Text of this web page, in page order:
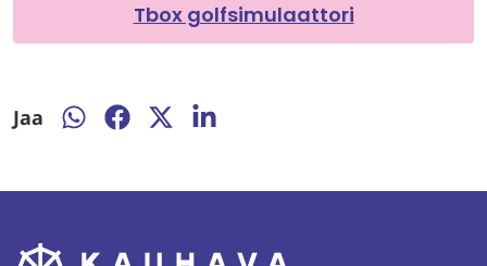
Tbox golfsimulaattori
Jaa
Jaa
Jaa
Jaa
Jaa